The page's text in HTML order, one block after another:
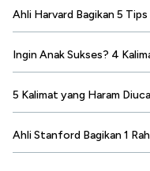
Ahli Harvard Bagikan 5
Ingin Anak Sukses? 4
5 Kalimat yang Haram
Ahli Stanford Bagikan 1